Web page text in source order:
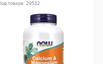
товара: 29532